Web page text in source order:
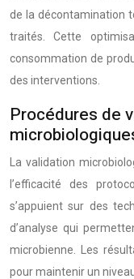
de la décontamination
traités. Cette
consommation de
des interventions.
Procédures de
La validation
l’efficacité des
s’appuient sur des
d’analyse qui
microbienne. Les
pour maintenir un